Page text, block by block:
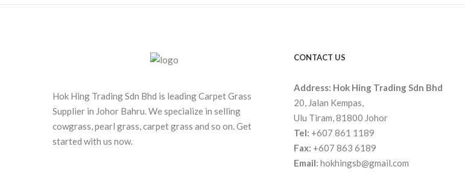
Hok Hing Trading Sdn Bhd is leading Carpet Grass
Supplier in Johor Bahru. We specialize in selling
cowgrass, pearl grass, carpet grass and so on. Get
started with us now.
CONTACT US
Address: Hok Hing Trading Sdn Bhd
20, Jalan Kempas,
Ulu Tiram, 81800 Johor
Tel: +607 861 1189
Fax: +607 863 6189
Email: hokhingsb@gmail.com